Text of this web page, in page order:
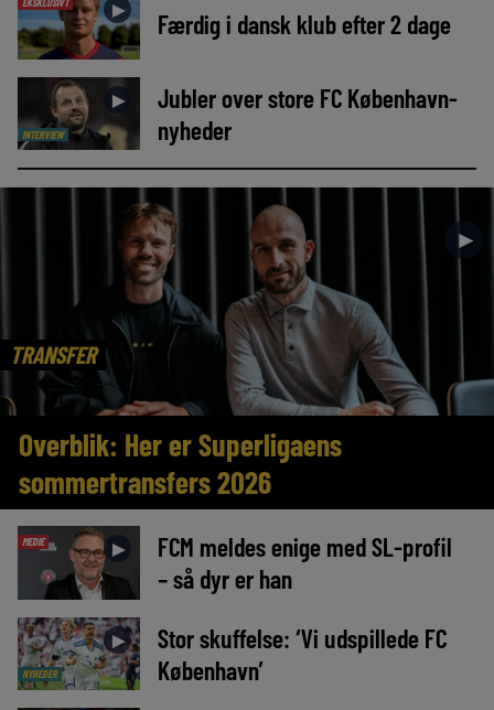
► Færdig i dansk klub efter 2 dage
INTERVIEW
►
Jubler over store FC København-
nyheder
TRANSFER
►
Overblik: Her er Superligaens
sommertransfers 2026
MEDIE ►
FCM meldes enige med SL-profil
– så dyr er han
NYHEDER
►
Stor skuffelse: ‘Vi udspillede FC
København’